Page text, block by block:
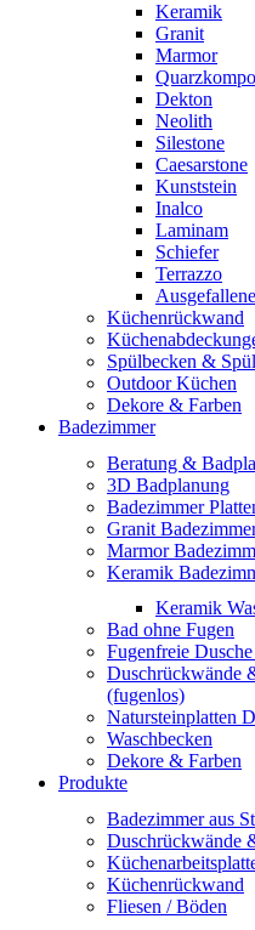
Keramik
Granit
Marmor
Dekton
Neolith
Silestone
Caesarstone
Kunststein
Inalco
Laminam
Schiefer
Terrazzo
Küchenrückwand
Spülbecken &
Outdoor Küchen
Dekore & Farben
Badezimmer
Beratung &
3D Badplanung
Badezimmer
Granit
Marmor
Keramik
Keramik
Bad ohne Fugen
Fugenfreie
Duschrückwände
(fugenlos)
Natursteinplatten
Waschbecken
Dekore & Farben
Produkte
Badezimmer aus
Duschrückwände
Küchenrückwand
Fliesen / Böden